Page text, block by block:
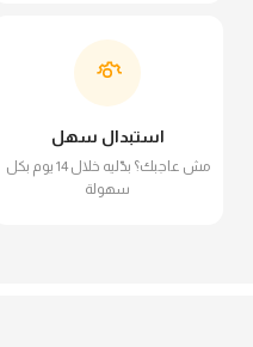
استبدال سهل
مش عاجبك؟ بدّليه خلال 14 يوم بكل
سهولة